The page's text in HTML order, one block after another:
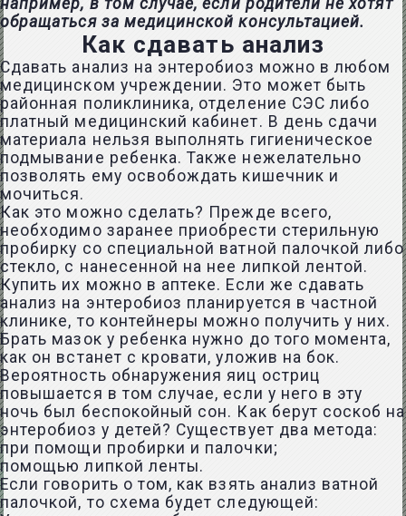
например, в том случае, если родители не хотят
обращаться за медицинской консультацией.
Как сдавать анализ
Сдавать анализ на энтеробиоз можно в любом
медицинском учреждении. Это может быть
районная поликлиника, отделение СЭС либо
платный медицинский кабинет. В день сдачи
материала нельзя выполнять гигиеническое
подмывание ребенка. Также нежелательно
позволять ему освобождать кишечник и
мочиться.
Как это можно сделать? Прежде всего,
необходимо заранее приобрести стерильную
пробирку со специальной ватной палочкой либо
стекло, с нанесенной на нее липкой лентой.
Купить их можно в аптеке. Если же сдавать
анализ на энтеробиоз планируется в частной
клинике, то контейнеры можно получить у них.
Брать мазок у ребенка нужно до того момента,
как он встанет с кровати, уложив на бок.
Вероятность обнаружения яиц остриц
повышается в том случае, если у него в эту
ночь был беспокойный сон. Как берут соскоб на
энтеробиоз у детей? Существует два метода:
при помощи пробирки и палочки;
помощью липкой ленты.
Если говорить о том, как взять анализ ватной
палочкой, то схема будет следующей: